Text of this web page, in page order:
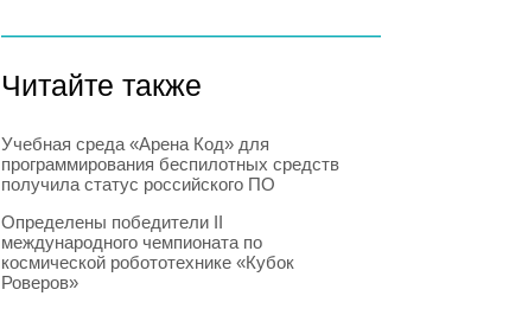
Читайте также
Учебная среда «Арена Код» для
программирования беспилотных средств
получила статус российского ПО
Определены победители II
международного чемпионата по
космической робототехнике «Кубок
Роверов»